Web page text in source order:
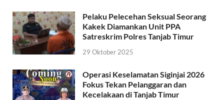
Pelaku Pelecehan Seksual Seorang
Kakek Diamankan Unit PPA
Satreskrim Polres Tanjab Timur
29 Oktober 2025
Operasi Keselamatan Siginjai 2026
Fokus Tekan Pelanggaran dan
Kecelakaan di Tanjab Timur